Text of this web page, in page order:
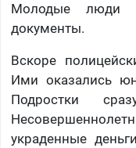
Молодые люди
документы.
Вскоре
Ими оказались
Подростки
украденные